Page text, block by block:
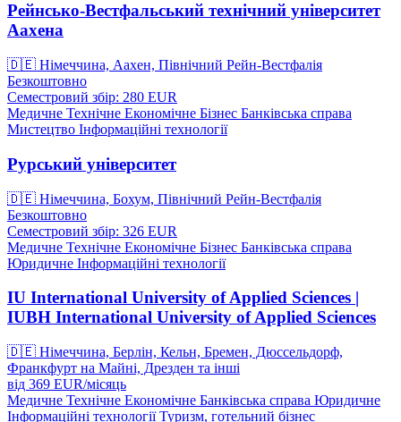
Рейнсько-Вестфальський технічний університет
Аахена
🇩🇪 Німеччина, Аахен, Північний Рейн-Вестфалія
Безкоштовно
Семестровий збір: 280 EUR
Медичне Технічне Економічне Бізнес Банківська справа
Мистецтво Інформаційні технології
Рурський університет
🇩🇪 Німеччина, Бохум, Північний Рейн-Вестфалія
Безкоштовно
Семестровий збір: 326 EUR
Медичне Технічне Економічне Бізнес Банківська справа
Юридичне Інформаційні технології
IU International University of Applied Sciences |
IUBH International University of Applied Sciences
🇩🇪 Німеччина, Берлін, Кельн, Бремен, Дюссельдорф,
Франкфурт на Майні, Дрезден та інші
від 369 EUR/місяць
Медичне Технічне Економічне Банківська справа Юридичне
Інформаційні технології Туризм, готельний бізнес